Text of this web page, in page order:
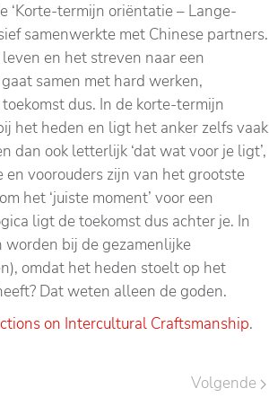
‘Korte-termijn oriëntatie – Lange-
samenwerkte met Chinese partners.
en het streven naar een
samen met hard werken,
dus. In de korte-termijn
het heden en ligt het anker zelfs vaak
dan ook letterlijk ‘dat wat voor je ligt’,
voorouders zijn van het grootste
het ‘juiste moment’ voor een
ligt de toekomst dus achter je. In
bij de gezamenlijke
omdat het heden stoelt op het
Dat weten alleen de goden.
on Intercultural Craftsmanship.
Volgende